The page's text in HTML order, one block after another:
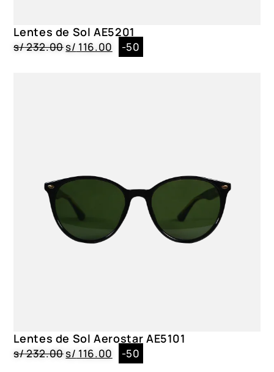
Lentes de Sol AE5201
s/232.00s/ 116.00 -50
Lentes de Sol Aerostar AE5101
s/232.00s/ 116.00 -50